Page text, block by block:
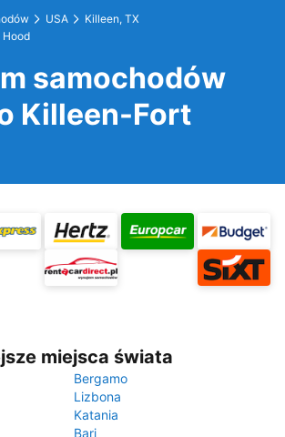
USA
Killeen, TX
Hood
samochodów
Killeen-Fort
miejsca świata
Bergamo
Lizbona
Katania
Bari